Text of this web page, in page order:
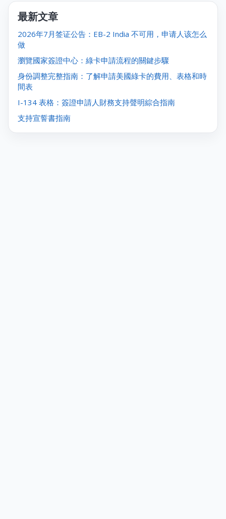
最新文章
2026年7月签证公告：EB-2 India 不可用，申请人该怎么
做
瀏覽國家簽證中心：綠卡申請流程的關鍵步驟
身份調整完整指南：了解申請美國綠卡的費用、表格和時
間表
I-134 表格：簽證申請人財務支持聲明綜合指南
支持宣誓書指南